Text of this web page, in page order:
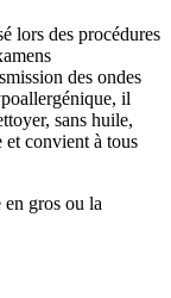
lors des procédures
des ondes
il
sans huile,
convient à tous
gros ou la